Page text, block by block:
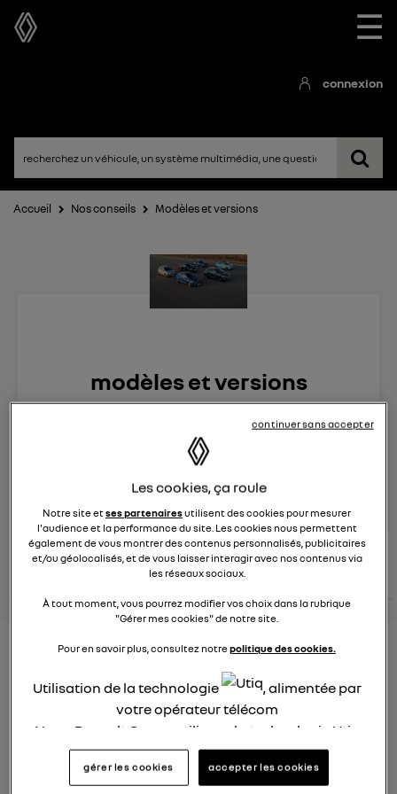
☰
connexion
Accueil Nos conseils Modèles et versions
modèles et versions
13:15
Véhicules RENAULT
posez une question
conseils Renault
consultez les
conseils
similaires
voir tous les
Nouveau modèle électrique
Renault 2022
26 janvier 2022
Les cookies, ça roule
Notre site etses partenairesutilisent des cookies pour mesurer
l'audience et la performance du site. Les cookies nous permettent
également de vous montrer des contenus personnalisés, publicitaires
et/ou géolocalisés, et de vous laisser interagir avec nos contenus via
les réseaux sociaux.
À tout moment, vous pourrez modifier vos choix dans la rubrique
"Gérer mes cookies" de notre site.
Pour en savoir plus, consultez notrepolitique des cookies.
Utilisation de la technologie
, alimentée par
votre opérateur télécom
Nous, Renault Group, utilisons la technologie Utiq
pour nos activités digitales (telles que décrites
dans cette notice de consentement) et liées à
gérer les cookies accepter les cookies
continuer sans accepter